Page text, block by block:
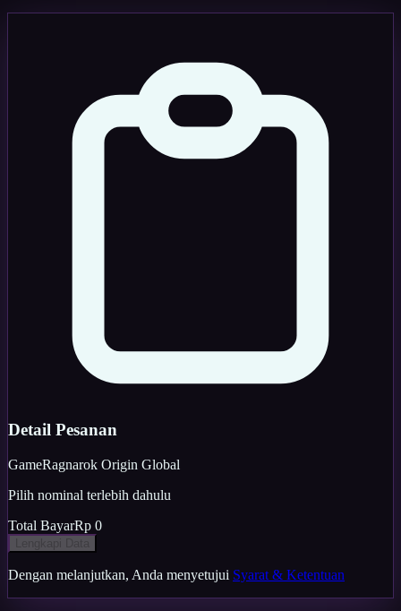
Detail Pesanan
GameRagnarok Origin Global
Pilih nominal terlebih dahulu
Total BayarRp 0
Dengan melanjutkan, Anda menyetujui Syarat & Ketentuan